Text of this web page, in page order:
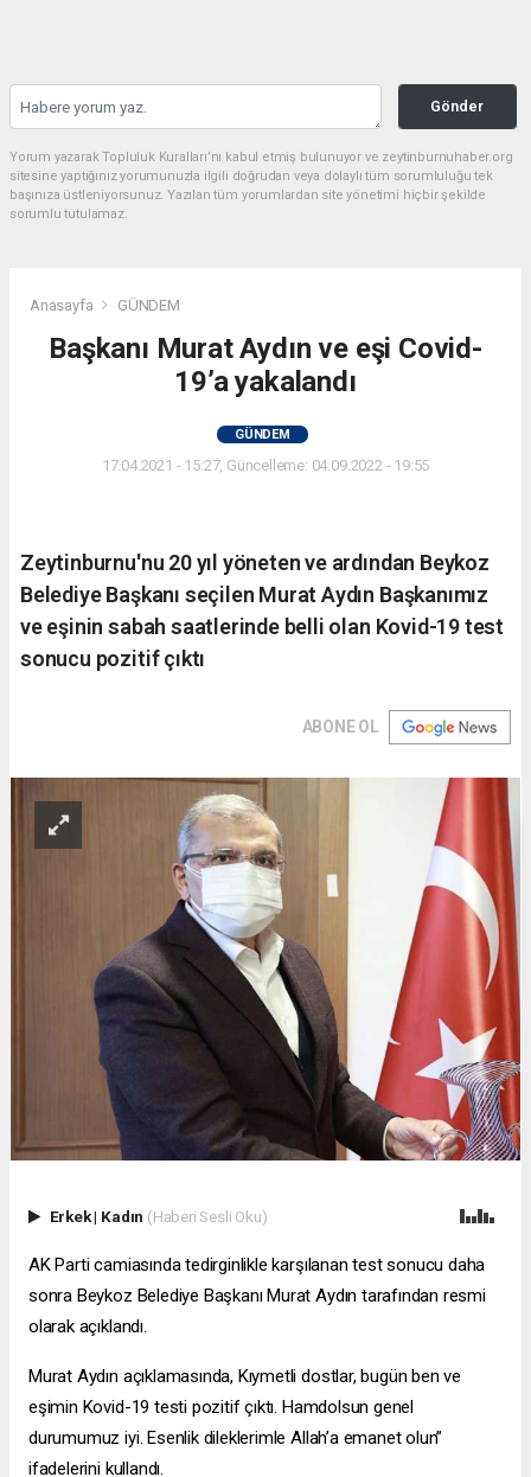
Gönder
Yorum yazarak Topluluk Kuralları’nı kabul etmiş bulunuyor ve zeytinburnuhaber.org
sitesine yaptığınız yorumunuzla ilgili doğrudan veya dolaylı tüm sorumluluğu tek
başınıza üstleniyorsunuz. Yazılan tüm yorumlardan site yönetimi hiçbir şekilde
sorumlu tutulamaz.
Anasayfa GÜNDEM
Başkanı Murat Aydın ve eşi Covid-
19’a yakalandı
GÜNDEM
17.04.2021 - 15:27, Güncelleme: 04.09.2022 - 19:55
Zeytinburnu'nu 20 yıl yöneten ve ardından Beykoz
Belediye Başkanı seçilen Murat Aydın Başkanımız
ve eşinin sabah saatlerinde belli olan Kovid-19 test
sonucu pozitif çıktı
ABONE OL
Erkek| Kadın (Haberi Sesli Oku)
AK Parti camiasında tedirginlikle karşılanan test sonucu daha
sonra Beykoz Belediye Başkanı Murat Aydın tarafından resmi
olarak açıklandı.
Murat Aydın açıklamasında, Kıymetli dostlar, bugün ben ve
eşimin Kovid-19 testi pozitif çıktı. Hamdolsun genel
durumumuz iyi. Esenlik dileklerimle Allah’a emanet olun”
ifadelerini kullandı.